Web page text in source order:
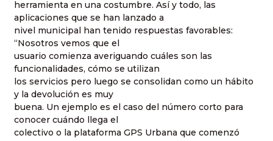
herramienta en una costumbre. Así y todo, las
aplicaciones que se han lanzado a
nivel municipal han tenido respuestas favorables:
“Nosotros vemos que el
usuario comienza averiguando cuáles son las
funcionalidades, cómo se utilizan
los servicios pero luego se consolidan como un hábito
y la devolución es muy
buena. Un ejemplo es el caso del número corto para
conocer cuándo llega el
colectivo o la plataforma GPS Urbana que comenzó